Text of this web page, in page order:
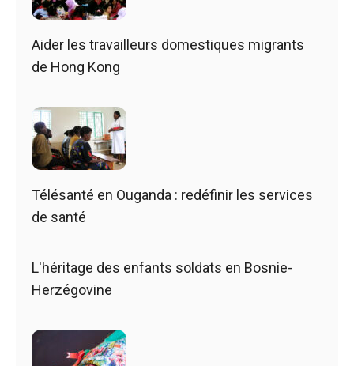
Aider les travailleurs domestiques migrants
de Hong Kong
Télésanté en Ouganda : redéfinir les services
de santé
L'héritage des enfants soldats en Bosnie-
Herzégovine